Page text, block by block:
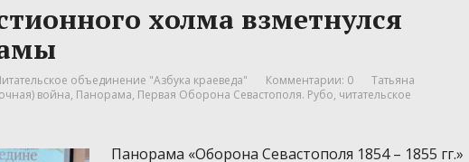
холма взметнулся
объединение "Азбука краеведа" Комментарии: 0
Татьяна
война, Панорама, Первая Оборона Севастополя. Рубо, читательское
Панорама «Оборона Севастополя 1854 – 1855 гг.»